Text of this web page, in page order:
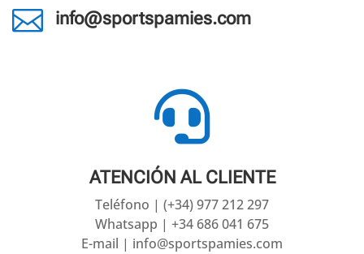
 info@sportspamies.com

ATENCIÓN AL CLIENTE
Teléfono | (+34) 977 212 297
Whatsapp | +34 686 041 675
E-mail | info@sportspamies.com